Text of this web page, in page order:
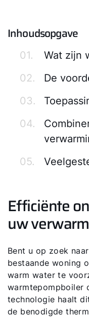
Inhoudsopgave
01.
Wat zijn
02.
De
03.
04.
05.
Efficiënte
uw
Bent u op zoek
bestaande woning
warm water te
warmtepompboiler
technologie haalt
de benodigde